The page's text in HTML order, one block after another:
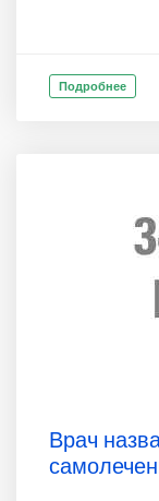
Подробнее
Врач